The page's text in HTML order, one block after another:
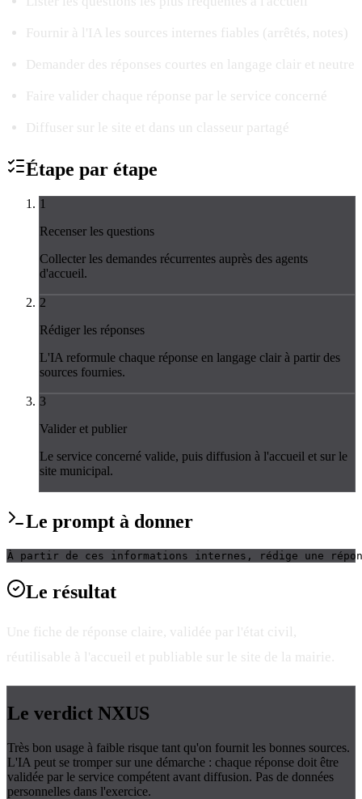
Fournir à l'IA les sources internes fiables (arrêtés, notes)
Demander des réponses courtes en langage clair et neutre
Faire valider chaque réponse par le service concerné
Diffuser sur le site et dans un classeur partagé
Étape par étape
1
Recenser les questions
Collecter les demandes récurrentes auprès des agents
d'accueil.
2
Rédiger les réponses
L'IA reformule chaque réponse en langage clair à partir des
sources fournies.
3
Valider et publier
Le service concerné valide, puis diffusion à l'accueil et sur le
site municipal.
Le prompt à donner
À partir de ces informations internes, rédige une
Le résultat
Une fiche de réponse claire, validée par l'état civil,
réutilisable à l'accueil et publiable sur le site de la mairie.
Le verdict NXUS
Très bon usage à faible risque tant qu'on fournit les bonnes sources.
L'IA peut se tromper sur une démarche : chaque réponse doit être
validée par le service compétent avant diffusion. Pas de données
personnelles dans l'exercice.